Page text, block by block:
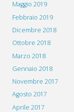
Maggio 2019
Febbraio 2019
Dicembre 2018
Ottobre 2018
Marzo 2018
Gennaio 2018
Novembre 2017
Agosto 2017
Aprile 2017